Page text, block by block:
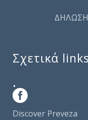
Σχετικά links
.
Discover Preveza